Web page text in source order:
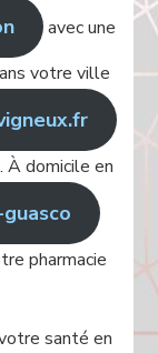
avec une
votre ville
À domicile en
pharmacie
santé en